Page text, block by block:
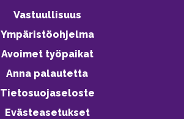
Vastuullisuus
Ympäristöohjelma
Avoimet työpaikat
Anna palautetta
Tietosuojaseloste
Evästeasetukset